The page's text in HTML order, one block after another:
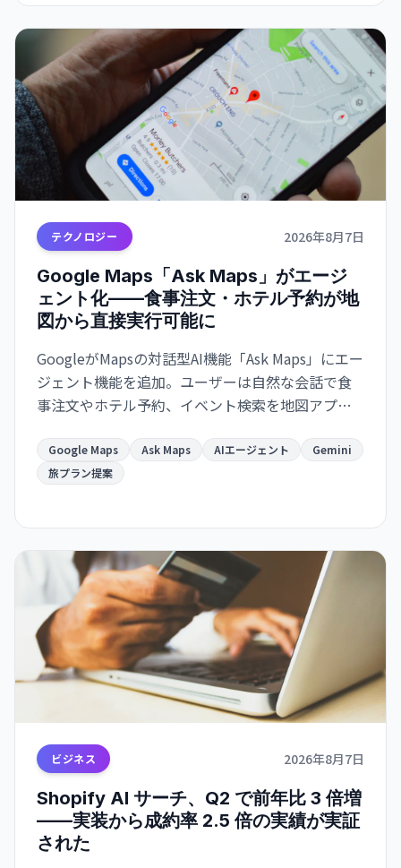
テクノロジー 2026年8月7日
Google Maps「Ask Maps」がエージ
ェント化——食事注文・ホテル予約が地
図から直接実行可能に
GoogleがMapsの対話型AI機能「Ask Maps」にエー
ジェント機能を追加。ユーザーは自然な会話で食
事注文やホテル予約、イベント検索を地図アプリ
画がより便利になります。
Google Maps Ask Maps AIエージェント
Gemini
旅プラン提案
ビジネス 2026年8月7日
Shopify AI サーチ、Q2 で前年比 3 倍増
——実装から成約率 2.5 倍の実績が実証
された